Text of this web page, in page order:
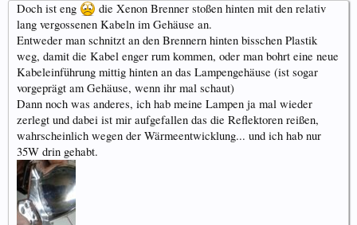
Doch ist eng
die Xenon Brenner stoßen hinten mit den relativ
lang vergossenen Kabeln im Gehäuse an.
Entweder man schnitzt an den Brennern hinten bisschen Plastik
weg, damit die Kabel enger rum kommen, oder man bohrt eine neue
Kabeleinführung mittig hinten an das Lampengehäuse (ist sogar
vorgeprägt am Gehäuse, wenn ihr mal schaut)
Dann noch was anderes, ich hab meine Lampen ja mal wieder
zerlegt und dabei ist mir aufgefallen das die Reflektoren reißen,
wahrscheinlich wegen der Wärmeentwicklung... und ich hab nur
35W drin gehabt.